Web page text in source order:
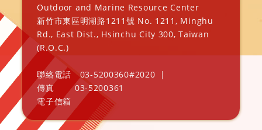
Outdoor and Marine Resource Center
新竹市東區明湖路1211號 No. 1211, Minghu
Rd., East Dist., Hsinchu City 300, Taiwan
(R.O.C.)
聯絡電話 03-5200360#2020
|
傳真
03-5200361
電子信箱